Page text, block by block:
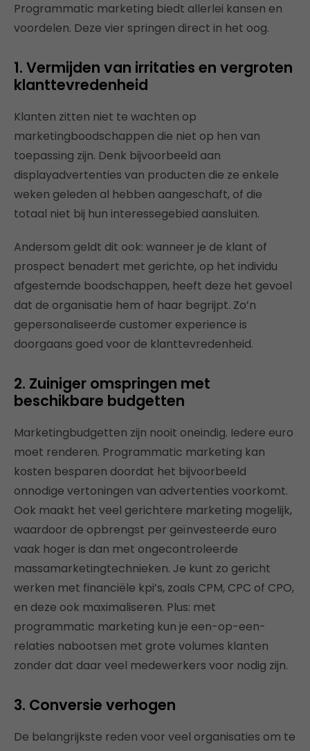
Programmatic marketing biedt allerlei kansen en
voordelen. Deze vier springen direct in het oog.
1. Vermijden van irritaties en vergroten
klanttevredenheid
Klanten zitten niet te wachten op
marketingboodschappen die niet op hen van
toepassing zijn. Denk bijvoorbeeld aan
displayadvertenties van producten die ze enkele
weken geleden al hebben aangeschaft, of die
totaal niet bij hun interessegebied aansluiten.
Andersom geldt dit ook: wanneer je de klant of
prospect benadert met gerichte, op het individu
afgestemde boodschappen, heeft deze het gevoel
dat de organisatie hem of haar begrijpt. Zo’n
gepersonaliseerde customer experience is
doorgaans goed voor de klanttevredenheid.
2. Zuiniger omspringen met
beschikbare budgetten
Marketingbudgetten zijn nooit oneindig. Iedere euro
moet renderen. Programmatic marketing kan
kosten besparen doordat het bijvoorbeeld
onnodige vertoningen van advertenties voorkomt.
Ook maakt het veel gerichtere marketing mogelijk,
waardoor de opbrengst per geïnvesteerde euro
vaak hoger is dan met ongecontroleerde
massamarketingtechnieken. Je kunt zo gericht
werken met financiële kpi’s, zoals CPM, CPC of CPO,
en deze ook maximaliseren. Plus: met
programmatic marketing kun je een-op-een-
relaties nabootsen met grote volumes klanten
zonder dat daar veel medewerkers voor nodig zijn.
3. Conversie verhogen
De belangrijkste reden voor veel organisaties om te